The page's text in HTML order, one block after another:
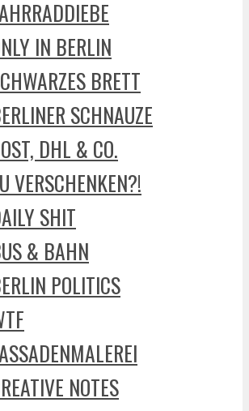
IN BERLIN
BRETT
SCHNAUZE
DHL & CO.
VERSCHENKEN?!
SHIT
& BAHN
POLITICS
NOTES